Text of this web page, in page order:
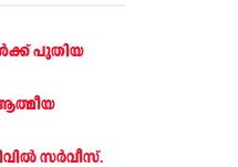
പുതിയ
സർവീസ്.